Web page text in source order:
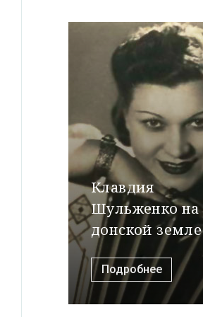
Клавдия
Шульженко на
донской земле
Подробнее